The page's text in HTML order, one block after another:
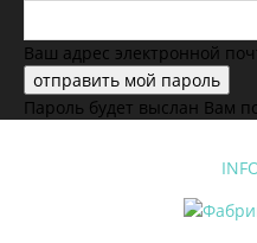
Ваш адрес электронной
Пароль будет выслан Вам